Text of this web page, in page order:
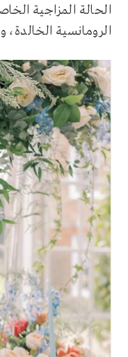
الحالة المزاجية
الرومانسية